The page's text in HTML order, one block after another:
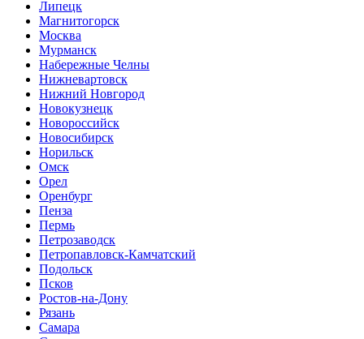
Липецк
Магнитогорск
Москва
Мурманск
Набережные Челны
Нижневартовск
Нижний Новгород
Новокузнецк
Новороссийск
Новосибирск
Норильск
Омск
Орел
Оренбург
Пенза
Пермь
Петрозаводск
Петропавловск-Камчатский
Подольск
Псков
Ростов-на-Дону
Рязань
Самара